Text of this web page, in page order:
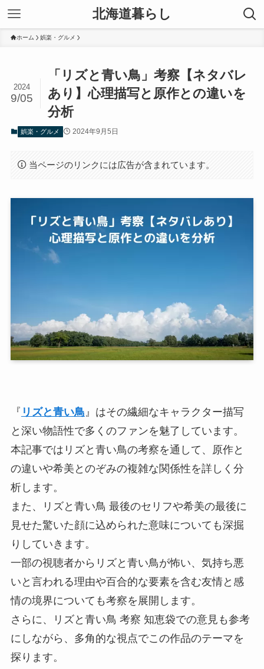
北海道暮らし
ホーム 娯楽・グルメ
「リズと青い鳥」考察【ネタバレ
あり】心理描写と原作との違いを
分析
2024
9/05
娯楽・グルメ 2024年9月5日
当ページのリンクには広告が含まれています。
『 リズと青い鳥 』はその繊細なキャラクター描写
と深い物語性で多くのファンを魅了しています。
本記事ではリズと青い鳥の考察を通して、原作と
の違いや希美とのぞみの複雑な関係性を詳しく分
析します。
また、リズと青い鳥 最後のセリフや希美の最後に
見せた驚いた顔に込められた意味についても深掘
りしていきます。
一部の視聴者からリズと青い鳥が怖い、気持ち悪
いと言われる理由や百合的な要素を含む友情と感
情の境界についても考察を展開します。
さらに、リズと青い鳥 考察 知恵袋での意見も参考
にしながら、多角的な視点でこの作品のテーマを
探ります。